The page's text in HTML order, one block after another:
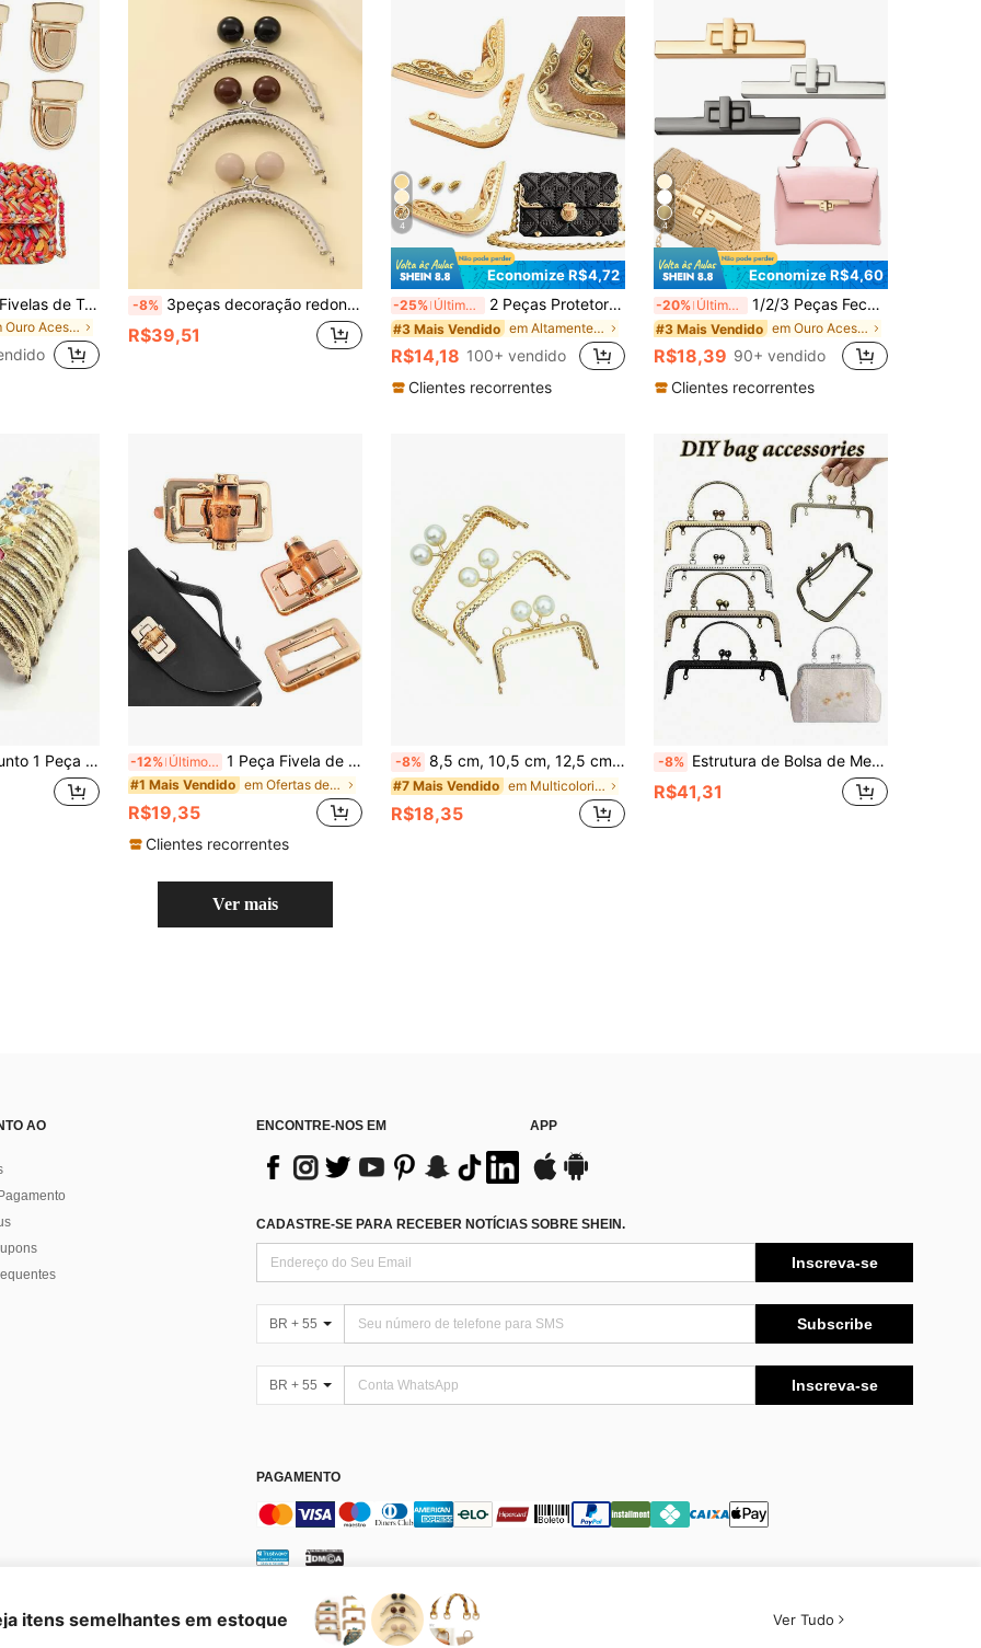
5 peças/10 peças Fivelas de Trava em Formato de Bico de Pato de Metal, Acessórios de Hardware de Bagagem Forma de Escudo Cadeados de Ferro, Fivelas de Botão de Alça de Ombro de Bolsa DIY Partes de Carteira Caixa de Bolsa, Cadeado de Metal de Bagagem e Bolsa DIY Peças de Hardware de Acessórios de Bolsa Fivelas de Bico de Pato
em Ouro Acessórios de bolsa DIY
-8% 3peças decoração redonda bloqueio de beijo estrutura de metal
R$39,51
4
Economize R$4,72
-25% Últimos 3 dias 2 Peças Protetores de Canto de Metal, Clipes de Ângulo Reto para Bolsas, Cadernos, Bolsas de Ombro, Sacolas, Acessórios de Bolsa, Ferragens, Acessórios de Charme de Bolsa, Presentes de Professor, Acessórios DIY Fofos
#3 Mais Vendido em Altamente recomprado Acessórios de bolsa DIY
R$14,18 100+ vendido
Clientes recorrentes
4
Economize R$4,60
-20% Últimos 3 dias 1/2/3 Peças Fecho de Metal Vintage para Bolsa, Botão Giratório para Artesanato de Couro, Acessórios Elegantes Dourados para Bolsas, Acessórios de Bolsa Feitos à Mão (Quatro Cores para Escolher)
#3 Mais Vendido em Ouro Acessórios de bolsa DIY
R$18,39 90+ vendido
Clientes recorrentes
Fabricação de Presentes, Suprimentos para Pequenos Negócios, Acessórios para Fabricação de Carteiras DIY, Alta Qualidade e Fácil de Instalar -12% Últimos 3 dias 1 Peça Fivela de Metal com Trava Giratória, Fecho de Mola, Trava Quadrada de Junção de Bambu 43mm/1,69 polegadas, Decoração de Junção de Bambu, Adequada para Bolsas, Carteiras e Acessórios de Couro Sintético, Fivela Decorativa, Trava de Carteira, Fecho de Bolsa de Metal para Carteira, Acessórios de Ferragens DIY, Adequada para Artesanato em Couro Sintético, Produtos Femininos, Acessórios
#1 Mais Vendido em Ofertas de novos produtos Acessórios de bolsa D
R$19,35
Clientes recorrentes
-8% 8,5 cm, 10,5 cm, 12,5 cm Armação Metálica para Carteira, Acessórios de Hardware de Carteira Dourado Claro de Alta Qualidade, Fecho de Cadeado Feito à Mão para Bolsa
#7 Mais Vendido em Multicolorido Acessórios de bolsa DIY
R$18,35
-8% Estrutura de Bolsa de Metal com Alça – Estrutura de Fecho de Beijo Estilo Vintage, Adequada para Fabricação de Bolsas DIY, Alça em Arco com Relevo, Acessórios de Reparo e Costura para Bolsa/Clutch/Bolsa Tote, Estrutura de Ferragens, Pode Ser Usada para Fazer Porta-Moedas, Carteiras e Bolsas Transversais, Suprimentos Essenciais de Costura DIY, Indispensável para Fabricantes de Bolsas, Entusiastas de Artesanato, Designers de Moda e Hobbistas de Artesanato.
R$41,31
Ver mais
AO
ENCONTRE-NOS EM APP
CADASTRE-SE PARA RECEBER NOTÍCIAS SOBRE SHEIN.
Inscreva-se
BR + 55 Subscribe
BR + 55 Inscreva-se
PAGAMENTO
itens semelhantes em estoque Ver Tudo